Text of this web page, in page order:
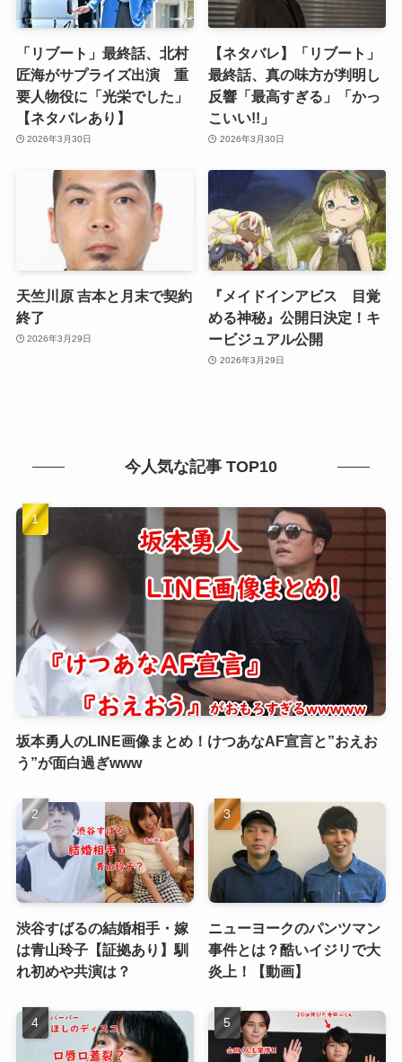
「リブート」最終話、北村
匠海がサプライズ出演 重
要人物役に「光栄でした」
【ネタバレあり】
2026年3月30日
【ネタバレ】「リブート」
最終話、真の味方が判明し
反響「最高すぎる」「かっ
こいい!!」
2026年3月30日
天竺川原 吉本と月末で契約
終了
2026年3月29日
『メイドインアビス 目覚
める神秘』公開日決定！キ
ービジュアル公開
2026年3月29日
今人気な記事 TOP10
坂本勇人のLINE画像まとめ！けつあなAF宣言と”おえお
う”が面白過ぎwww
渋谷すばるの結婚相手・嫁
は青山玲子【証拠あり】馴
れ初めや共演は？
ニューヨークのパンツマン
事件とは？酷いイジリで大
炎上！【動画】